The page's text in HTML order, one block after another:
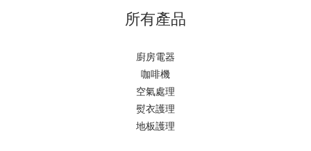
所有產品
廚房電器
咖啡機
空氣處理
熨衣護理
地板護理